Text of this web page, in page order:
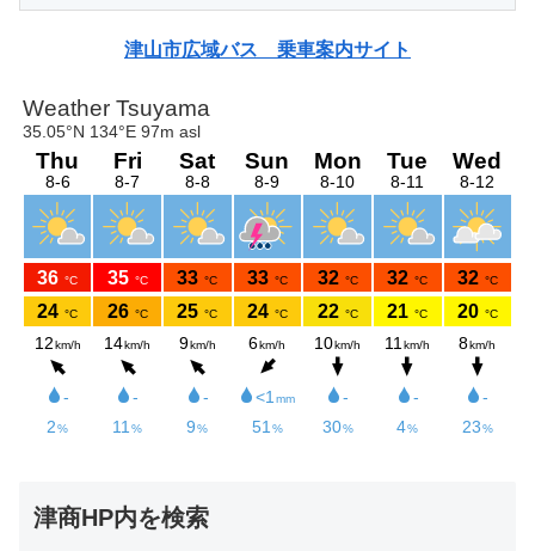
津山市広域バス 乗車案内サイト
津商HP内を検索